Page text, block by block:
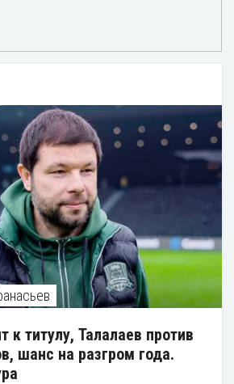
к титулу, Талалаев против
шанс на разгром года.